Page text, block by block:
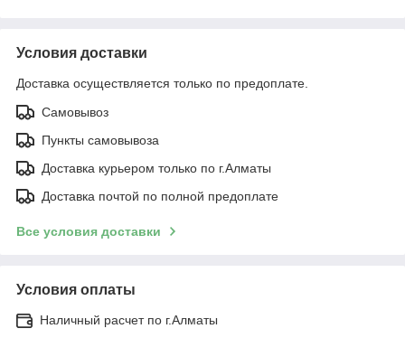
Условия доставки
Доставка осуществляется только по предоплате.
Самовывоз
Пункты самовывоза
Доставка курьером только по г.Алматы
Доставка почтой по полной предоплате
Все условия доставки
Условия оплаты
Наличный расчет по г.Алматы